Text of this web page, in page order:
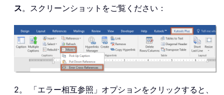
ス。スクリーンショットをご覧ください：
2。 「エラー相互参照」オプションをクリックすると、